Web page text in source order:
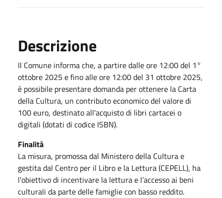
Descrizione
Il Comune informa che, a partire dalle ore 12:00 del 1°
ottobre 2025 e fino alle ore 12:00 del 31 ottobre 2025,
è possibile presentare domanda per ottenere la Carta
della Cultura, un contributo economico del valore di
100 euro, destinato all'acquisto di libri cartacei o
digitali (dotati di codice ISBN).
Finalità
La misura, promossa dal Ministero della Cultura e
gestita dal Centro per il Libro e la Lettura (CEPELL), ha
l’obiettivo di incentivare la lettura e l’accesso ai beni
culturali da parte delle famiglie con basso reddito.